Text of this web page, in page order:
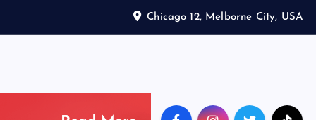
Chicago 12, Melborne City, USA